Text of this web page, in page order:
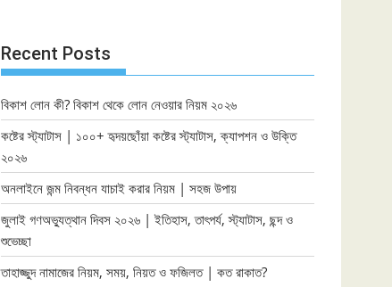
Recent Posts
বিকাশ লোন কী? বিকাশ থেকে লোন নেওয়ার নিয়ম ২০২৬
কষ্টের স্ট্যাটাস | ১০০+ হৃদয়ছোঁয়া কষ্টের স্ট্যাটাস, ক্যাপশন ও উক্তি
২০২৬
অনলাইনে জন্ম নিবন্ধন যাচাই করার নিয়ম | সহজ উপায়
জুলাই গণঅভ্যুত্থান দিবস ২০২৬ | ইতিহাস, তাৎপর্য, স্ট্যাটাস, ছন্দ ও
শুভেচ্ছা
তাহাজ্জুদ নামাজের নিয়ম, সময়, নিয়ত ও ফজিলত | কত রাকাত?